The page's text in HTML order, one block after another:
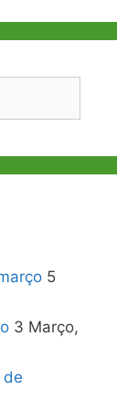
5
3 Março,
de